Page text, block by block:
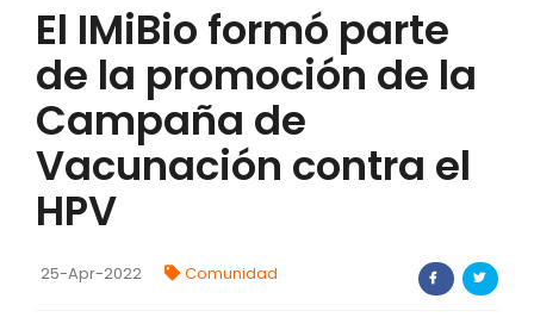
RESGUARDO DE COLECCIONES
BIOBANCO
FORTALECIMIENTO DE RECURSOS
ALIMENTICIOS
BIODIVERSIDAD Y ALIMENTACIÓN
INVENTARIO DE LA BIODIVERSIDAD MISIONERA
El IMiBio formó parte
de la promoción de la
Campaña de
Vacunación contra el
HPV
25-Apr-2022 Comunidad